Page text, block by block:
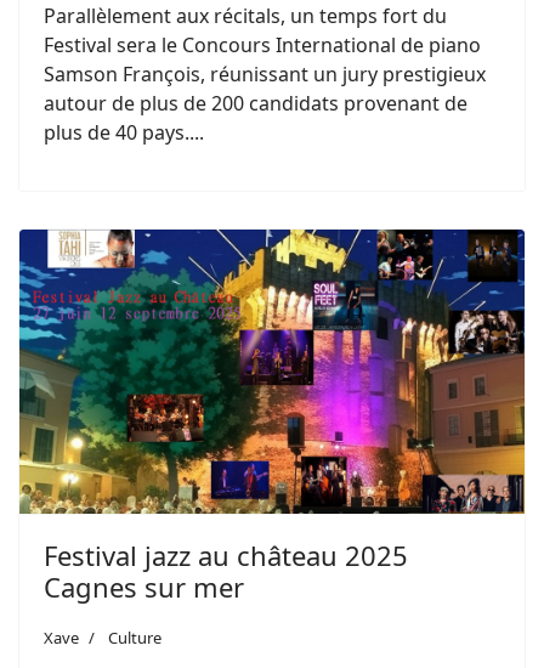
Parallèlement aux récitals, un temps fort du
Festival sera le Concours International de piano
Samson François, réunissant un jury prestigieux
autour de plus de 200 candidats provenant de
plus de 40 pays....
Festival jazz au château 2025
Cagnes sur mer
Xave Culture